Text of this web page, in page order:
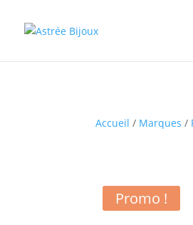
Accueil / Marques /
Promo !